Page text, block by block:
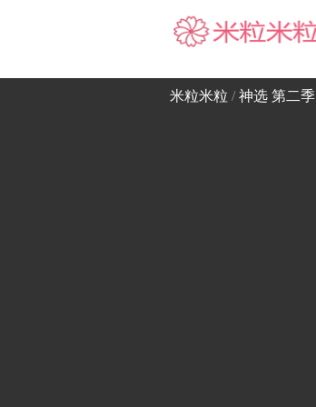
米粒米粒
米粒米粒 /神选 第二季